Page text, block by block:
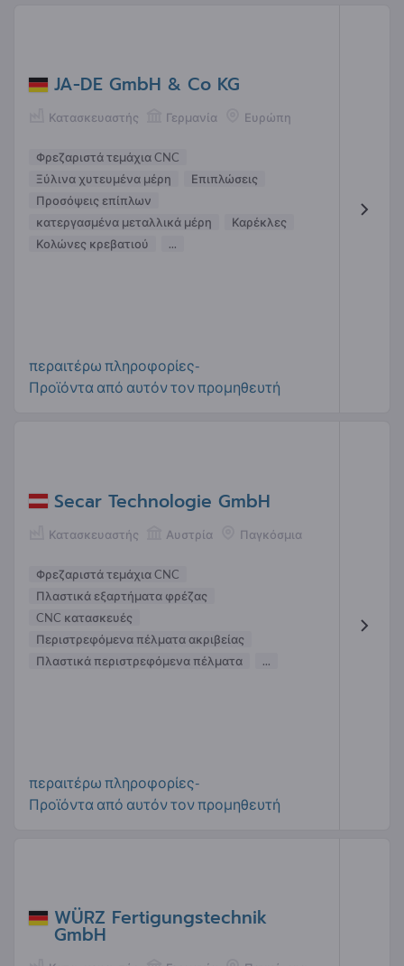
JA-DE GmbH & Co KG
Κατασκευαστής Γερμανία Ευρώπη
Φρεζαριστά τεμάχια CNC
Ξύλινα χυτευμένα μέρη
Επιπλώσεις
Προσόψεις επίπλων
κατεργασμένα μεταλλικά μέρη
Καρέκλες
Κολώνες κρεβατιού
...
περαιτέρω πληροφορίες-
Προϊόντα από αυτόν τον προμηθευτή
Secar Technologie GmbH
Κατασκευαστής Αυστρία Παγκόσμια
Φρεζαριστά τεμάχια CNC
Πλαστικά εξαρτήματα φρέζας
CNC κατασκευές
Περιστρεφόμενα πέλματα ακριβείας
Πλαστικά περιστρεφόμενα πέλματα
...
περαιτέρω πληροφορίες-
Προϊόντα από αυτόν τον προμηθευτή
WÜRZ Fertigungstechnik
GmbH